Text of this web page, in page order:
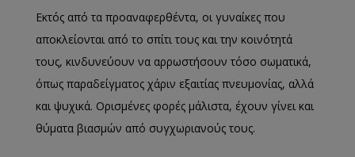
Εκτός από τα προαναφερθέντα, οι γυναίκες που
αποκλείονται από το σπίτι τους και την κοινότητά
τους, κινδυνεύουν να αρρωστήσουν τόσο σωματικά,
όπως παραδείγματος χάριν εξαιτίας πνευμονίας, αλλά
και ψυχικά. Ορισμένες φορές μάλιστα, έχουν γίνει και
θύματα βιασμών από συγχωριανούς τους.